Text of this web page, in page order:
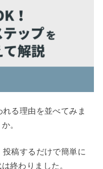
れる理由を並べてみま
。
稿するだけで簡単に
終わりました。